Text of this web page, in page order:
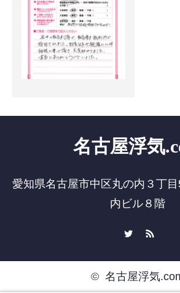
名古屋浮気
愛知県名古屋市中区丸の内３丁
内ビル８階
© 名古屋浮気